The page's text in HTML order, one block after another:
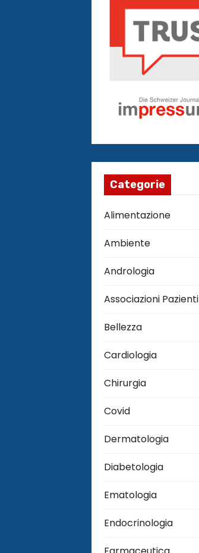
Categorie
Alimentazione
Ambiente
Andrologia
Associazioni Pazienti
Bellezza
Cardiologia
Chirurgia
Covid
Dermatologia
Diabetologia
Ematologia
Endocrinologia